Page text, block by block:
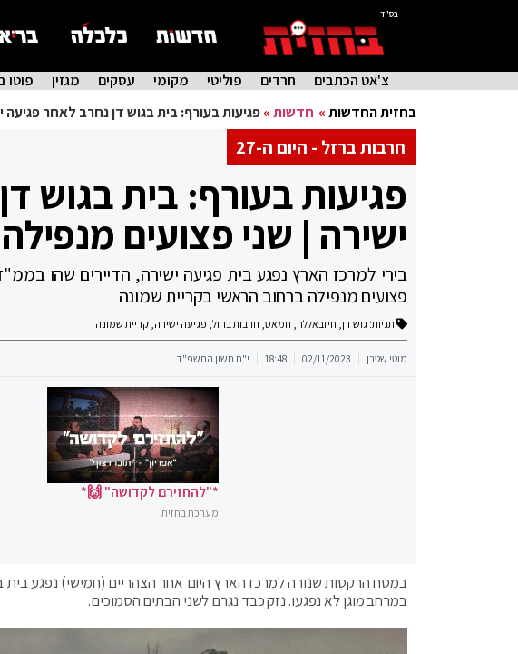
בס"ד
צ'אט הכתבים חרדים פוליטי מקומי עסקים מגזין פוטו
בחזית החדשות» חדשות»פגיעות בעורף: בית בגוש דן נחרב לאחר
חרבות ברזל - היום ה-27
פגיעות בעורף: בית בגוש
ישירה | שני פצועים
בירי למרכז הארץ נפגע בית פגיעה ישירה, הדיירים שהו
פצועים מנפילה ברחוב הראשי בקריית שמונה
תגיות: גוש דן, חיזבאללה, חמאס, חרבות ברזל, פגיעה ישירה, קריית שמונה
מוטי שטרן 02/11/2023
18:48 י"ח חשון התשפ"ד
*"להחזירם לקדושה" 🙌*
מערכת בחזית
במטח הרקטות שנורה למרכז הארץ היום אחר הצהריים (חמישי) נפגע בית
במרחב מוגן לא נפגעו. נזק כבד נגרם לשני הבתים הסמוכים.